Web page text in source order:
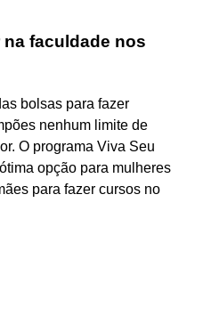
na faculdade nos
bolsas para fazer
nenhum limite de
O programa Viva Seu
opção para mulheres
para fazer cursos no